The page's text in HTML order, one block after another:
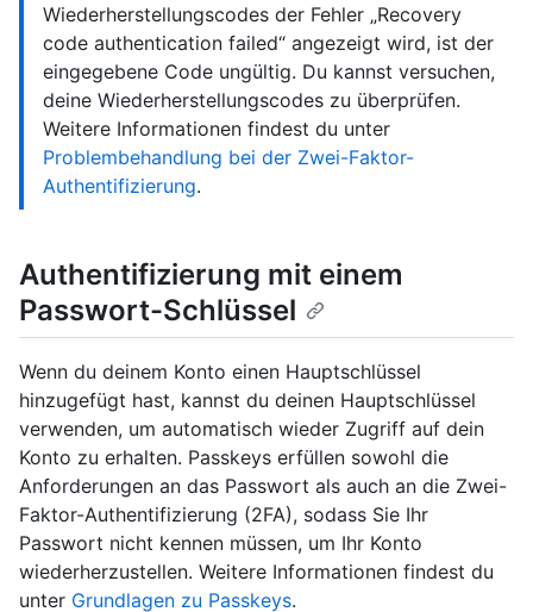
Wiederherstellungscodes der Fehler „Recovery
code authentication failed“ angezeigt wird, ist der
eingegebene Code ungültig. Du kannst versuchen,
deine Wiederherstellungscodes zu überprüfen.
Weitere Informationen findest du unter
Problembehandlung bei der Zwei-Faktor-
Authentifizierung.
Authentifizierung mit einem
Passwort-Schlüssel
Wenn du deinem Konto einen Hauptschlüssel
hinzugefügt hast, kannst du deinen Hauptschlüssel
verwenden, um automatisch wieder Zugriff auf dein
Konto zu erhalten. Passkeys erfüllen sowohl die
Anforderungen an das Passwort als auch an die Zwei-
Faktor-Authentifizierung (2FA), sodass Sie Ihr
Passwort nicht kennen müssen, um Ihr Konto
wiederherzustellen. Weitere Informationen findest du
unter Grundlagen zu Passkeys.